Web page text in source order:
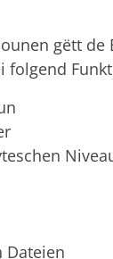
gëtt
folgend
Dateien